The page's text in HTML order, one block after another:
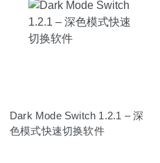
Dark Mode Switch 1.2.1 – 深
色模式快速切换软件